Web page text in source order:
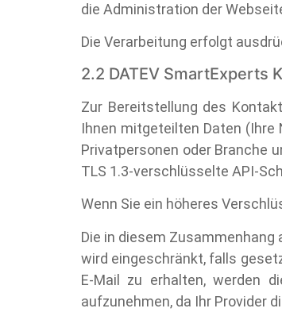
die Administration der
Die Verarbeitung erfolgt
2.2 DATEV SmartExperts
Zur Bereitstellung des
Ihnen mitgeteilten Daten (Ihre
Privatpersonen oder Branche
TLS 1.3-verschlüsselte API-
Wenn Sie ein höheres
Die in diesem
wird eingeschränkt, falls
E-Mail zu erhalten, werden
aufzunehmen, da Ihr Provider